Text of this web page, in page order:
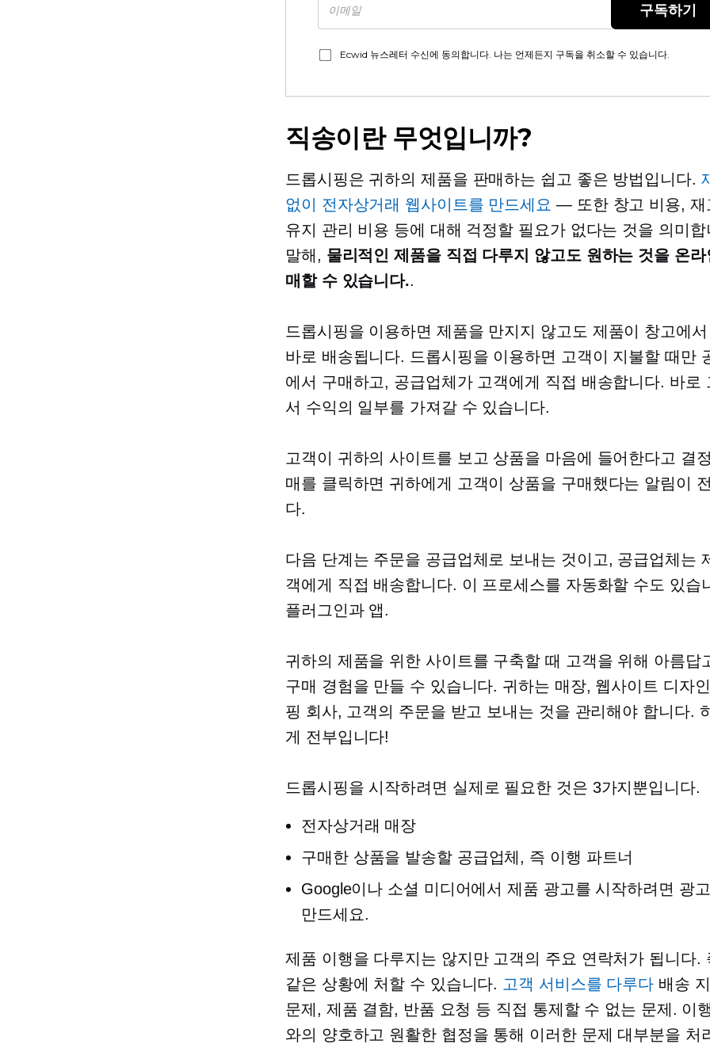
구독하기
Ecwid 뉴스레터 수신에 동의합니다. 나는 언제든지 구독을 취소할 수 있습니다.
직송이란 무엇입니까?
드롭시핑은 귀하의 제품을 판매하는 쉽고 좋은 방법입니다.
없이 전자상거래 웹사이트를 만드세요 — 또한 창고 비용, 재
유지 관리 비용 등에 대해 걱정할 필요가 없다는 것을 의미합
말해, 물리적인 제품을 직접 다루지 않고도 원하는 것을 온
매할 수 있습니다..
드롭시핑을 이용하면 제품을 만지지 않고도 제품이 창고에서
바로 배송됩니다. 드롭시핑을 이용하면 고객이 지불할 때만
에서 구매하고, 공급업체가 고객에게 직접 배송합니다. 바로
서 수익의 일부를 가져갈 수 있습니다.
고객이 귀하의 사이트를 보고 상품을 마음에 들어한다고 결
매를 클릭하면 귀하에게 고객이 상품을 구매했다는 알림이
다.
다음 단계는 주문을 공급업체로 보내는 것이고, 공급업체는
객에게 직접 배송합니다. 이 프로세스를 자동화할 수도 있습
플러그인과 앱.
귀하의 제품을 위한 사이트를 구축할 때 고객을 위해 아름답
구매 경험을 만들 수 있습니다. 귀하는 매장, 웹사이트 디자인
핑 회사, 고객의 주문을 받고 보내는 것을 관리해야 합니다.
게 전부입니다!
드롭시핑을 시작하려면 실제로 필요한 것은 3가지뿐입니다.
전자상거래 매장
구매한 상품을 발송할 공급업체, 즉 이행 파트너
Google이나 소셜 미디어에서 제품 광고를 시작하려면 광
만드세요.
제품 이행을 다루지는 않지만 고객의 주요 연락처가 됩니다.
같은 상황에 처할 수 있습니다. 고객 서비스를 다루다 배송
문제, 제품 결함, 반품 요청 등 직접 통제할 수 없는 문제. 이
와의 양호하고 원활한 협정을 통해 이러한 문제 대부분을 처